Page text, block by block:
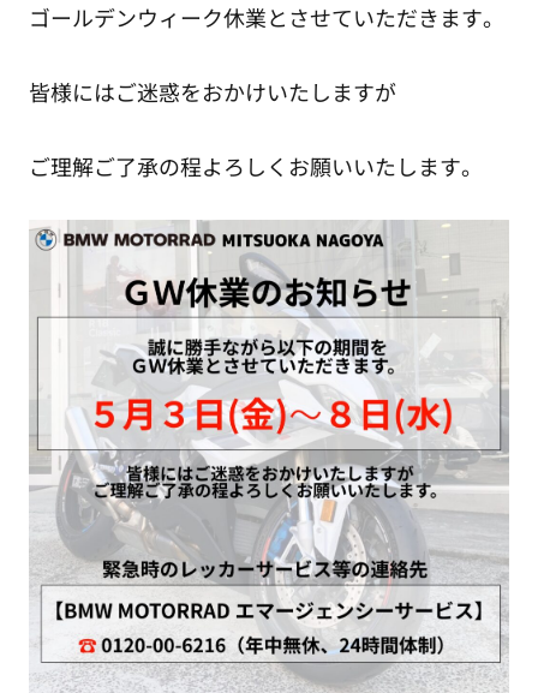
ゴールデンウィーク休業とさせていただきます。
皆様にはご迷惑をおかけいたしますが
ご理解ご了承の程よろしくお願いいたします。